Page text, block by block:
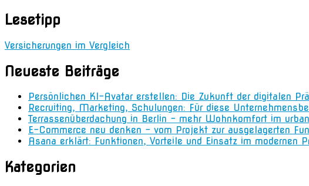
Lesetipp
Versicherungen im Vergleich
Neueste Beiträge
Persönlichen KI-Avatar erstellen: Die Zukunft der digitalen
Recruiting, Marketing, Schulungen: Für diese
Terrassenüberdachung in Berlin – mehr Wohnkomfort im
E-Commerce neu denken – vom Projekt zur ausgelagerten
Asana erklärt: Funktionen, Vorteile und Einsatz im modernen
Kategorien